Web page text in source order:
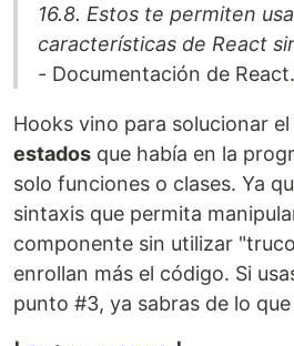
16.8. Estos te permiten
características de React
- Documentación de
Hooks vino para solucionar
estados que había en la
solo funciones o clases. Ya
sintaxis que permita
componente sin utilizar
enrollan más el código. Si
punto #3, ya sabras de lo